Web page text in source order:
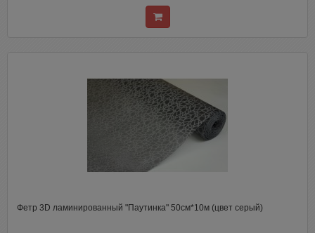
Фетр 3D ламинированный "Паутинка" 50см*10м (цвет серый)